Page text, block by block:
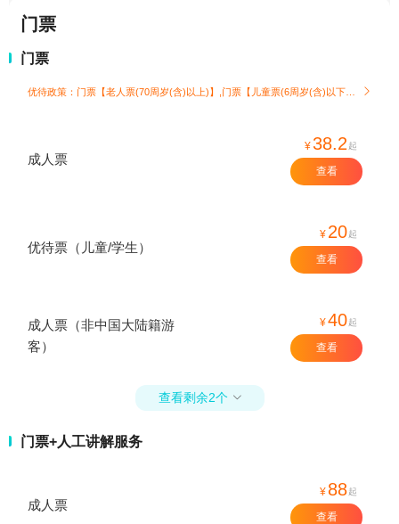
门票
门票

成人票
¥38.2 起
查看
优待票（儿童/学生）
¥ 20起
查看
成人票（非中国大陆籍游
客）
¥40起
查看
查看剩余2个 
门票+人工讲解服务
成人票
¥ 88起
查看